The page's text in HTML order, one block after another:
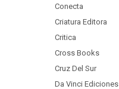
Conecta
Criatura Editora
Critica
Cross Books
Cruz Del Sur
Da Vinci Ediciones